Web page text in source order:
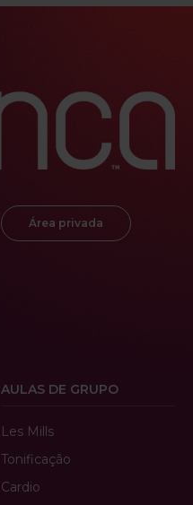
Área privada
AULAS DE GRUPO
Les Mills
Tonificação
Cardio